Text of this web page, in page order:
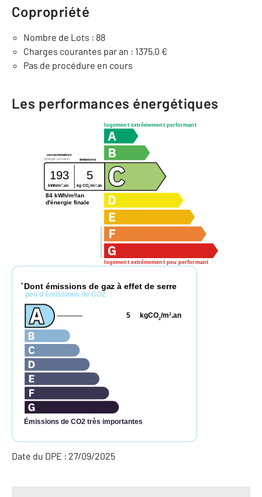
Copropriété
Nombre de Lots : 88
Charges courantes par an : 1375,0 €
Pas de procédure en cours
Les performances énergétiques
logement extrêmement performant
logement extrêmement peu performant
consommation
émissions
(énergie primaire)
193 5
kWh/m 2 .an kg CO2/m2.an
84 kWh/m²/an
d'énergie finale
* Dont émissions de gaz à effet de serre
peu d'émissions de CO2
Émissions de CO2 très importantes
kgCO2/m2.an
5
Date du DPE : 27/09/2025